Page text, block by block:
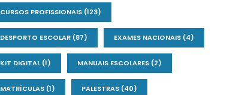
CURSOS PROFISSIONAIS(123)
DESPORTO ESCOLAR(87) EXAMES NACIONAIS(4)
KIT DIGITAL(1) MANUAIS ESCOLARES(2)
MATRÍCULAS(1) PALESTRAS(40)